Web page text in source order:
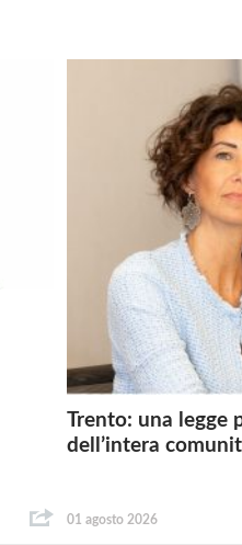
Trento: una legge
dell’intera
01 agosto 2026